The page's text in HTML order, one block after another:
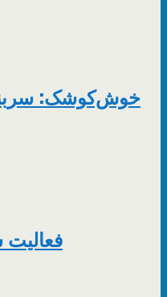
خوش‌کوشک:
فعالیت